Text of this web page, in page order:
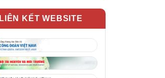
LIÊN KẾT WEBSITE